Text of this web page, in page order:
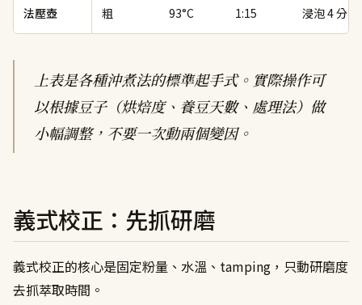
上表是各種沖煮法的標準起手式。實際操作可
以根據豆子（烘焙度、養豆天數、處理法）做
小幅調整，不要一次動兩個變因。
義式校正：先抓研磨
義式校正的核心是固定粉量、水溫、tamping，只動研磨度
去抓萃取時間。